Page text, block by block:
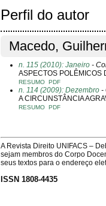
Perfil do autor
Macedo,
n. 115 (2010): Janeiro -
ASPECTOS POLÊMICOS
RESUMO PDF
n. 114 (2009): Dezembro -
A CIRCUNSTÂNCIA
RESUMO PDF
A Revista Direito UNIFACS –
sejam membros do Corpo
seus textos para o endereço
ISSN 1808-4435